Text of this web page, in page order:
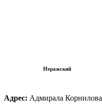
Неражский
Адрес: Адмирала Корнилова